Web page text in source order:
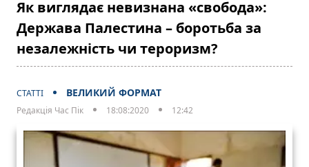
Як виглядає невизнана «свобода»:
Держава Палестина – боротьба за
незалежність чи тероризм?
СТАТТІ ВЕЛИКИЙ ФОРМАТ
Редакція Час Пік 18:08:2020 12:42